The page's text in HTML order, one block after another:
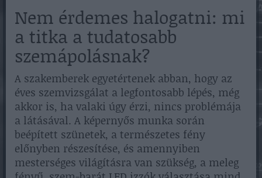
Nem érdemes halogatni: mi
a titka a tudatosabb
szemápolásnak?
A szakemberek egyetértenek abban, hogy az
éves szemvizsgálat a legfontosabb lépés, még
akkor is, ha valaki úgy érzi, nincs problémája
a látásával. A képernyős munka során
beépített szünetek, a természetes fény
előnyben részesítése, és amennyiben
mesterséges világításra van szükség, a meleg